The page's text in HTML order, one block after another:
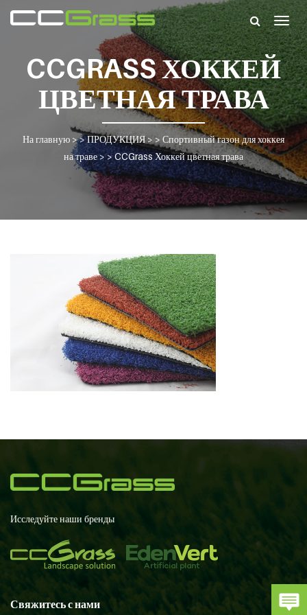
CCGRASS ХОККЕЙ
ЦВЕТНАЯ ТРАВА
На главную > >ПРОДУКЦИЯ> > Спортивный газон для хоккея
на траве> >CCGrass Хоккей цветная трава
Исследуйте наши бренды
Свяжитесь с нами